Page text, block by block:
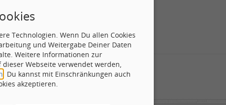
Technologien. Wenn Du allen Cookies
und Weitergabe Deiner Daten
Weitere Informationen zur
Webseite verwendet werden,
. Du kannst mit Einschränkungen auch
akzeptieren.